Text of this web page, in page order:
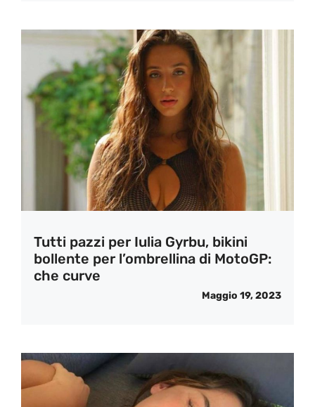
Tutti pazzi per Iulia Gyrbu, bikini
bollente per l’ombrellina di MotoGP:
che curve
Maggio 19, 2023